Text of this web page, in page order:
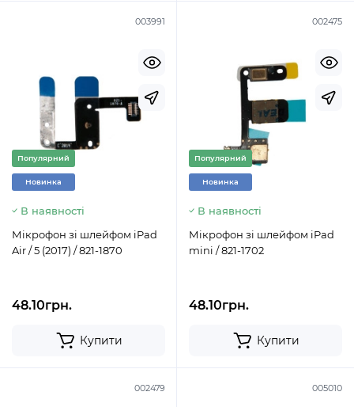
003991
Популярний
Новинка
В наявності
Мікрофон зі шлейфом iPad
Air / 5 (2017) / 821-1870
48.10грн.
Купити
002475
Популярний
Новинка
В наявності
Мікрофон зі шлейфом iPad
mini / 821-1702
48.10грн.
Купити
002479 005010